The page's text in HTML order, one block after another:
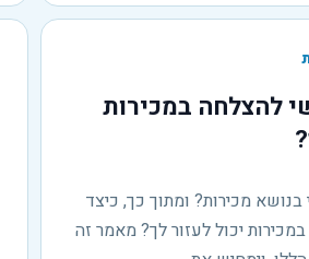
להצלחה במכירות
מכירות? ומתוך כך, כיצד
יכול לעזור לך? מאמר זה